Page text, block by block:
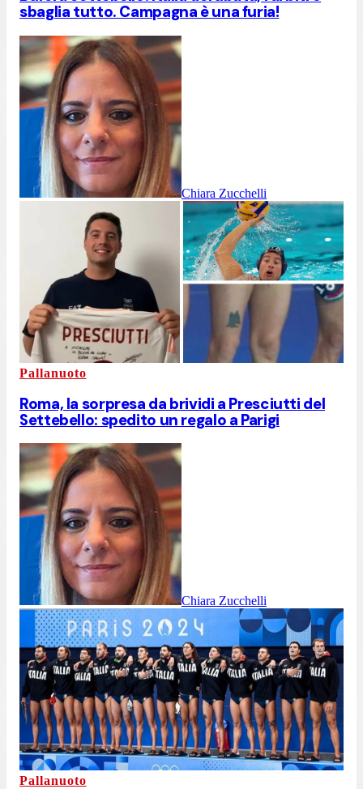
sbaglia tutto. Campagna è una furia!
Chiara Zucchelli
Pallanuoto
Roma, la sorpresa da brividi a Presciutti del
Settebello: spedito un regalo a Parigi
Chiara Zucchelli
Pallanuoto